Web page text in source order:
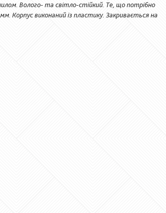
Волого- та світло-стійкий. Те, що потрібно
Корпус виконаний із пластику. Закривається на